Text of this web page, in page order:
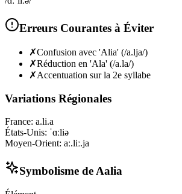
Erreurs Courantes à Éviter
✗Confusion avec 'Alia' (/a.lja/)
✗Réduction en 'Ala' (/a.la/)
✗Accentuation sur la 2e syllabe
Variations Régionales
France: a.li.a
États-Unis: ˈɑːliə
Moyen-Orient: aː.liː.ja
Symbolisme de Aalia